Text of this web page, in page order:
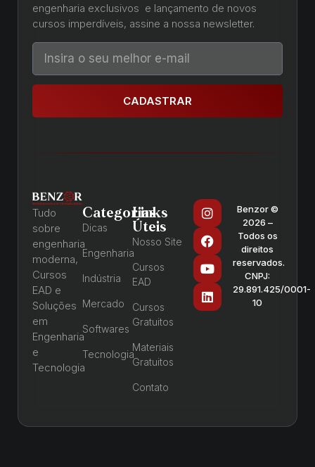
engenharia exclusivos e lançamento de novos
cursos imperdíveis, assine a nossa newsletter.
CADASTRAR
Tudo
sobre
engenharia
moderna,
Cursos
EAD e
Soluções
em
Engenharia
e
Tecnologia
Categorias
Dicas
Engenharia
Indústria
Mercado
Softwares
Tecnologia
Links
Úteis
Nosso Site
Cursos
EAD
Cursos
Gratuitos
Materiais
Gratuitos
Contato
Benzor ©
2026 –
Todos os
direitos
reservados.
CNPJ:
29.891.425/0001-
10